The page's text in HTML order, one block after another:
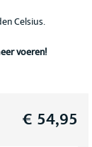
Celsius.
voeren!
€ 54,95